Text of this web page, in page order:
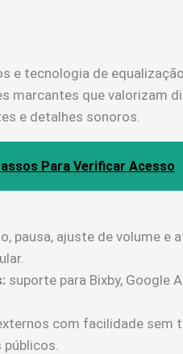
e tecnologia de
marcantes que valorizam
e detalhes sonoros.
Para Verificar Acesso
pausa, ajuste de volume e
suporte para Bixby, Google
com facilidade sem